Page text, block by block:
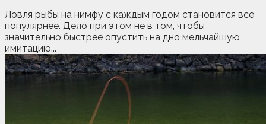
Ловля рыбы на нимфу с каждым годом становится все
популярнее. Дело при этом не в том, чтобы
значительно быстрее опустить на дно мельчайшую
имитацию...